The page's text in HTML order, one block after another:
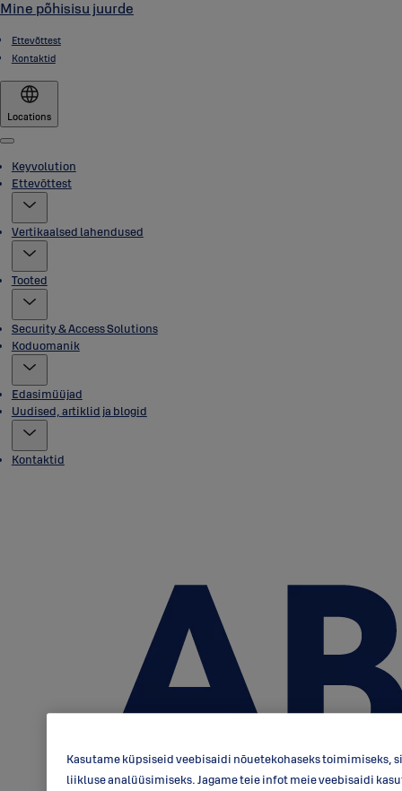
Mine põhisisu juurde
Ettevõttest
Kontaktid
Locations
Menu
Keyvolution
Ettevõttest
Vertikaalsed lahendused
Tooted
Security & Access Solutions
Koduomanik
Edasimüüjad
Uudised, artiklid ja blogid
Kontaktid
Kasutame küpsiseid veebisaidi nõuetekohaseks toimimiseks,
liikluse analüüsimiseks. Jagame teie infot meie veebisaidi